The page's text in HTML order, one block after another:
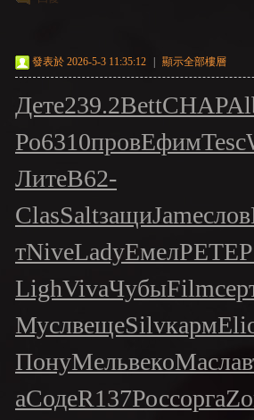
發表於 2026-5-3 11:35:12 顯示全部樓層
Дете239.2BettCHAP
Ро6310провЕфимTesc
ЛитеB62-
ClasSaltзащиJameслов
тNiveLadyЕмелPETE
LighVivaЧубыFilm
МуслвещеSilvкарм
ПонуМельвекоМасл
аСодеR137Россорга